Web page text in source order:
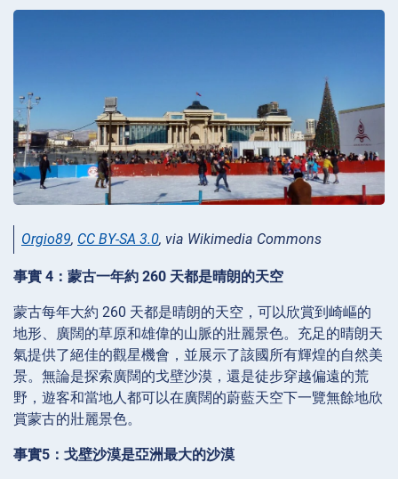
Orgio89, CC BY-SA 3.0, via Wikimedia Commons
事實 4：蒙古一年約 260 天都是晴朗的天空
蒙古每年大約 260 天都是晴朗的天空，可以欣賞到崎嶇的
地形、廣闊的草原和雄偉的山脈的壯麗景色。充足的晴朗天
氣提供了絕佳的觀星機會，並展示了該國所有輝煌的自然美
景。無論是探索廣闊的戈壁沙漠，還是徒步穿越偏遠的荒
野，遊客和當地人都可以在廣闊的蔚藍天空下一覽無餘地欣
賞蒙古的壯麗景色。
事實5：戈壁沙漠是亞洲最大的沙漠